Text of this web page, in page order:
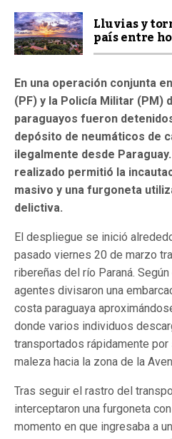
Lluvias y
país entre
En una operación conjunta
(PF) y la Policía Militar (PM)
paraguayos fueron
depósito de neumáticos de
ilegalmente desde
realizado permitió la
masivo y una furgoneta
delictiva.
El despliegue se inició
pasado viernes 20 de marzo
ribereñas del río Paraná.
agentes divisaron una
costa paraguaya
donde varios individuos
transportados rápidamente
maleza hacia la zona de la
Tras seguir el rastro del
interceptaron una furgoneta
momento en que ingresaba a